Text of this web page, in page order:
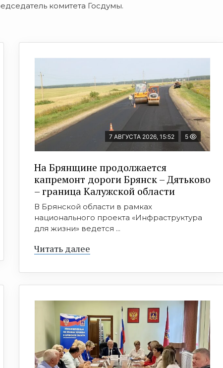
комитета Госдумы.
7 АВГУСТА 2026, 15:52 5
На Брянщине продолжается
капремонт дороги Брянск – Дятьково
– граница Калужской области
В Брянской области в рамках
национального проекта «Инфраструктура
для жизни» ведется ...
Читать далее